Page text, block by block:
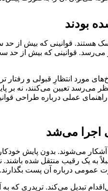
قوانینی که بیش از حد
قوانینی که بیش از
مورد انتظارِ قبولی و
می‌رسد تعیین می‌کنند، نه بر
عملی درباره طراحی
می‌شوند. بدون پایش خودکار،
عمومی درباره آن پست بگذارند.